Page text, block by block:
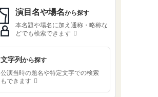
演目名や場名から探す
本名題や場名に加え通称・略称な
どでも検索できます
文字列 から探す
公演当時の題名や特定文字での検索
もできます